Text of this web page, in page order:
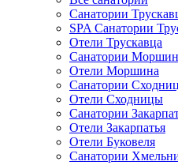
Санатории
SPA Санатории
Отели Трускавца
Санатории
Отели Моршина
Санатории
Отели Сходницы
Санатории
Отели Закарпатья
Отели Буковеля
Санатории